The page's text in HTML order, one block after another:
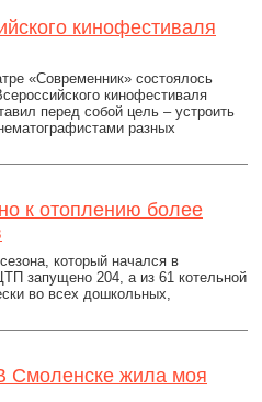
кинофестиваля
«Современник» состоялось
кинофестиваля
перед собой цель – устроить
разных
к отоплению более
который начался в
запущено 204, а из 61 котельной
во всех дошкольных,
Смоленске жила моя